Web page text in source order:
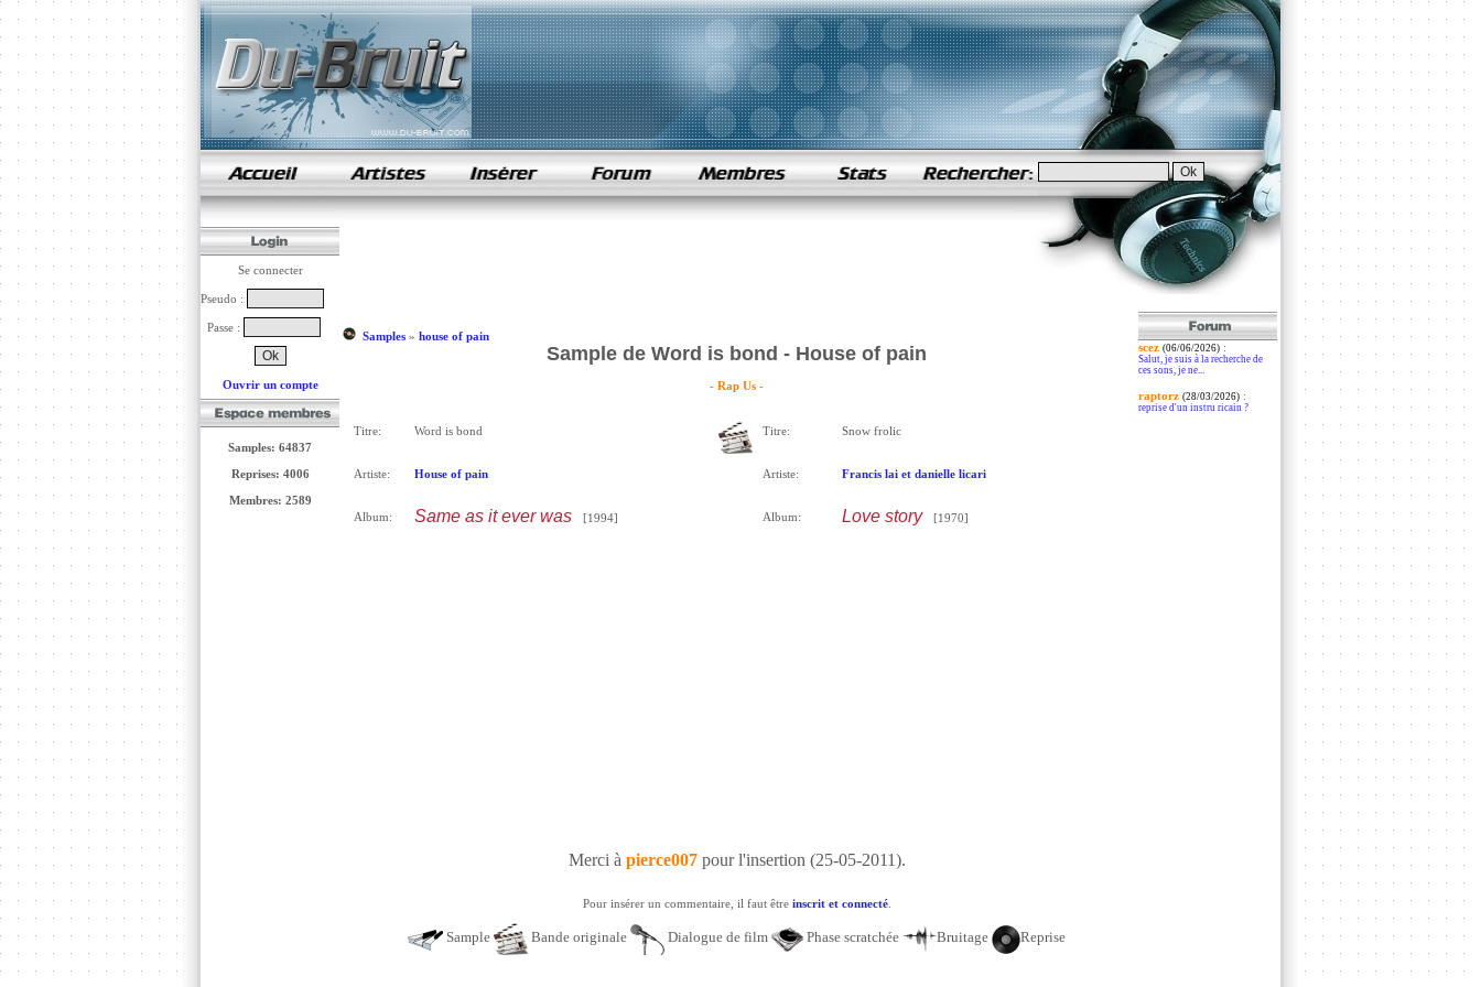
samples de rap
Se connecter
Pseudo :
Passe :
Ouvrir un compte
Samples: 64837
Reprises: 4006
Membres: 2589
Samples» house of pain
Sample de Word is bond - House of pain
- Rap Us -
Titre: Word is bond
Artiste: House of pain
Album: Same as it ever was [1994]
Titre: Snow frolic
Artiste: Francis lai et danielle licari
Album: Love story [1970]
Merci à pierce007pour l'insertion (25-05-2011).
Pour insérer un commentaire, il faut être inscrit et connecté.
Sample Bande originale Dialogue de film Phase scratchée Bruitage Reprise
scez (06/06/2026):
Salut, je suis à la recherche de
ces sons, je ne...
raptorz (28/03/2026):
reprise d'un instru ricain ?